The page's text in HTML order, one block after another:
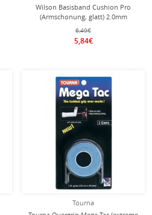
Wilson Basisband Cushion Pro
(Armschonung, glatt) 2.0mm
schwarz
6,49€
5,84€
Tourna